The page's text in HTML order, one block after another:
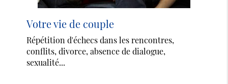
Votre vie de couple
Répétition d'échecs dans les rencontres,
conflits, divorce, absence de dialogue,
sexualité...